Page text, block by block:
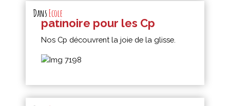
DansEcole
patinoire pour les Cp
Nos Cp découvrent la joie de la glisse.